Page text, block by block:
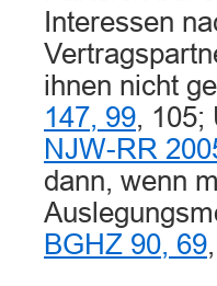
Interessen
ihnen nicht
147, 99, 105;
NJW-RR
dann, wenn
BGHZ 90, 69